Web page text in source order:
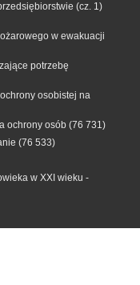
(cz. 1)
w ewakuacji
potrzebę
osobistej na
ochrony osób (76 731)
(76 533)
w XXI wieku -